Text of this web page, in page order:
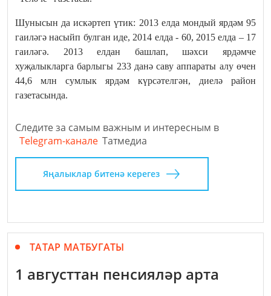
Шунысын да искәртеп үтик: 2013 елда мондый ярдәм 95
гаиләгә насыйп булган иде, 2014 елда - 60, 2015 елда – 17
гаиләгә. 2013 елдан башлап, шәхси ярдәмче
хуҗалыкларга барлыгы 233 данә саву аппараты алу өчен
44,6 млн сумлык ярдәм күрсәтелгән, диелә район
газетасында.
Следите за самым важным и интересным в
Telegram-канале Татмедиа
Яңалыклар битенә керегез
ТАТАР МАТБУГАТЫ
1 августтан пенсияләр арта